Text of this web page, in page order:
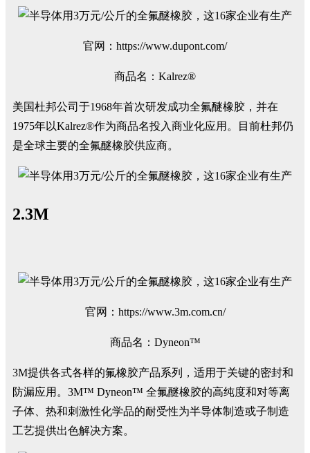
官网：https://www.dupont.com/
商品名：Kalrez®
美国杜邦公司于1968年首次研发成功全氟醚橡胶，并在
1975年以Kalrez®作为商品名投入商业化应用。目前杜邦仍
是全球主要的全氟醚橡胶供应商。
2.3M
官网：https://www.3m.com.cn/
商品名：Dyneon™
3M提供各式各样的氟橡胶产品系列，适用于关键的密封和
防漏应用。3M™ Dyneon™ 全氟醚橡胶的高纯度和对等离
子体、热和刺激性化学品的耐受性为半导体制造或子制造
工艺提供出色解决方案。